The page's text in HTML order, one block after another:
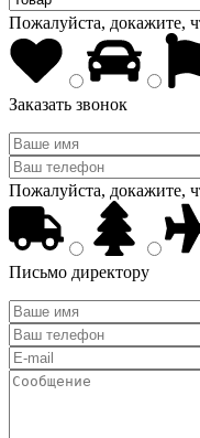
Пожалуйста, докажите,
Заказать звонок
Пожалуйста, докажите,
Письмо директору